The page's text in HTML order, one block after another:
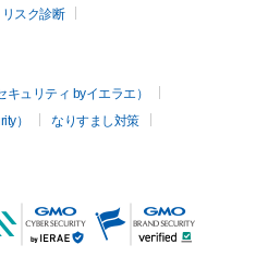
スク診断
ュリティ byイエラエ）
）
なりすまし対策